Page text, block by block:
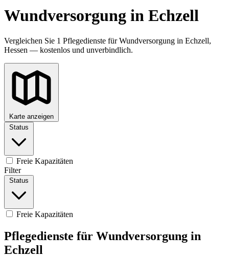
Wundversorgung in Echzell
Vergleichen Sie 1 Pflegedienste für Wundversorgung in Echzell,
Hessen — kostenlos und unverbindlich.
Karte anzeigen
Status
Freie Kapazitäten
Filter
Status
Freie Kapazitäten
Pflegedienste für Wundversorgung in
Echzell